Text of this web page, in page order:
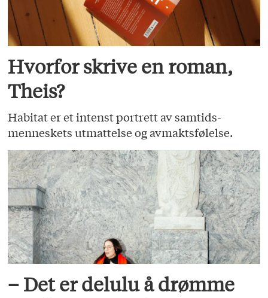
Hvorfor skrive en roman,
Theis?
Habitat er et intenst portrett av samtids­
menneskets utmattelse og avmaktsfølelse.
– Det er delulu å drømme